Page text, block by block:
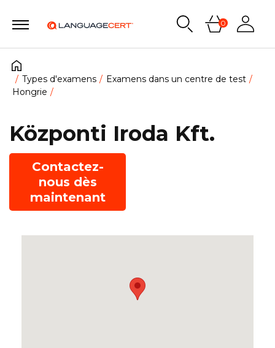
0
Types d'examens
Examens dans un centre de test
Hongrie
Központi Iroda Kft.
Contactez-
nous dès
maintenant